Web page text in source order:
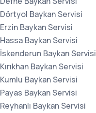
Dörtyol Baykan Servisi
Erzin Baykan Servisi
Hassa Baykan Servisi
İskenderun Baykan Servisi
Kırıkhan Baykan Servisi
Kumlu Baykan Servisi
Payas Baykan Servisi
Reyhanlı Baykan Servisi